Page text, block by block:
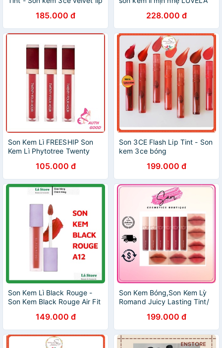
185.000 đ 228.000 đ
Son Kem Lì FREESHIP Son
Kem Lì Phytotree Twenty
105.000 đ
Son 3CE Flash Lip Tint - Son
kem 3ce bóng
199.000 đ
Son Kem Lì Black Rouge -
Son Kem Black Rouge Air Fit
149.000 đ
Son Kem Bóng,Son Kem Lỳ
Romand Juicy Lasting Tint/
199.000 đ